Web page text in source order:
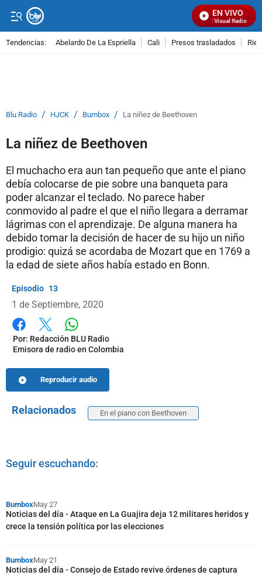
EN VIVO
Señal Visual Radio
Tendencias: Abelardo De La Espriella Cali Presos trasladados
Blu Radio / HJCK / Bumbox / La niñez de Beethoven
La niñez de Beethoven
El muchacho era aun tan pequeño que ante el piano
debía colocarse de pie sobre una banqueta para
poder alcanzar el teclado. No parece haber
conmovido al padre el que el niño llegara a derramar
lágrimas con el aprendizaje. De alguna manera ha
debido tomar la decisión de hacer de su hijo un niño
prodigio: quizá se acordaba de Mozart que en 1769 a
la edad de siete años había estado en Bonn.
13
1 de Septiembre, 2020
Facebook
X Whatsapp
Por: Redacción BLU Radio
Emisora de radio en Colombia
Reproducir audio
Relacionados En el piano con Beethoven
Seguir escuchando:
BumboxMay 27
Noticias del día - Ataque en La Guajira deja 12 militares heridos y
crece la tensión política por las elecciones
BumboxMay 21
Noticias del día - Consejo de Estado revive órdenes de captura